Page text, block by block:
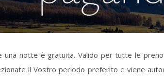
una notte è gratuita. Valido per tutte le
il Vostro periodo preferito e viene